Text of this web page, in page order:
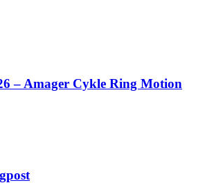
– Amager Cykle Ring Motion